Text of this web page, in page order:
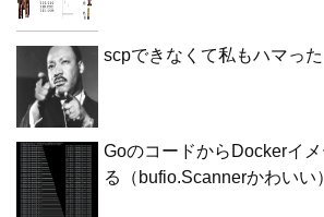
scpできなくて私もハマった
GoのコードからDockerイ
る（bufio.Scannerかわいい）